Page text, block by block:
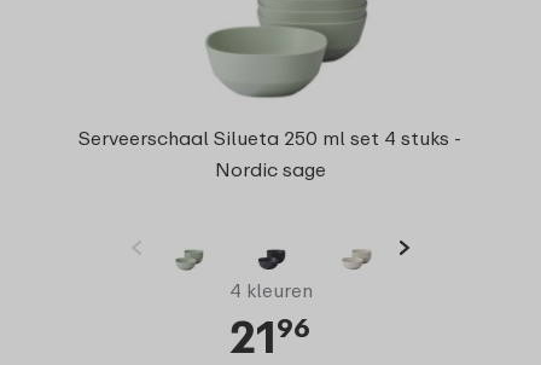
Serveerschaal Silueta 250 ml set 4 stuks -
Nordic sage
4 kleuren
2196